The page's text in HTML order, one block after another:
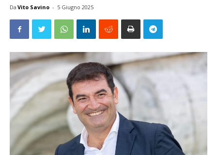
Da Vito Savino - 5 Giugno 2025